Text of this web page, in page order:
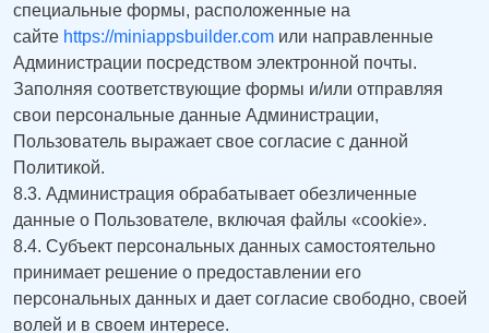
специальные формы, расположенные на
сайте https://miniappsbuilder.com или направленные
Администрации посредством электронной почты.
Заполняя соответствующие формы и/или отправляя
свои персональные данные Администрации,
Пользователь выражает свое согласие с данной
Политикой.
8.3. Администрация обрабатывает обезличенные
данные о Пользователе, включая файлы «cookie».
8.4. Субъект персональных данных самостоятельно
принимает решение о предоставлении его
персональных данных и дает согласие свободно, своей
волей и в своем интересе.